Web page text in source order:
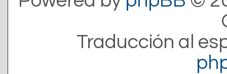
Traducción al